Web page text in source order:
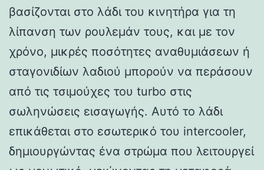
βασίζονται στο λάδι του κινητήρα για τη
λίπανση των ρουλεμάν τους, και με τον
χρόνο, μικρές ποσότητες αναθυμιάσεων ή
σταγονιδίων λαδιού μπορούν να περάσουν
από τις τσιμούχες του turbo στις
σωληνώσεις εισαγωγής. Αυτό το λάδι
επικάθεται στο εσωτερικό του intercooler,
δημιουργώντας ένα στρώμα που λειτουργεί